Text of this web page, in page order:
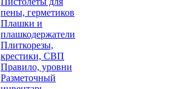
пены, герметиков
Плашки и
плашкодержатели
Плиткорезы,
крестики, СВП
Правило, уровни
Разметочный